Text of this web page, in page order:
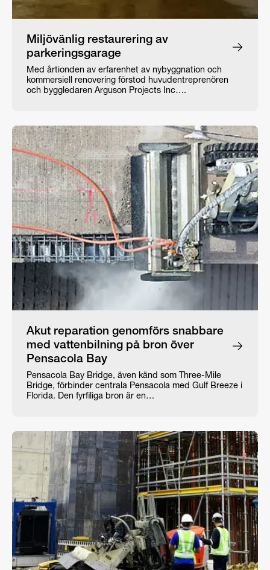
Miljövänlig restaurering av
parkeringsgarage
Med årtionden av erfarenhet av nybyggnation och
kommersiell renovering förstod huvudentreprenören
och byggledaren Arguson Projects Inc….
Akut reparation genomförs snabbare
med vattenbilning på bron över
Pensacola Bay
Pensacola Bay Bridge, även känd som Three-Mile
Bridge, förbinder centrala Pensacola med Gulf Breeze i
Florida. Den fyrfiliga bron är en…